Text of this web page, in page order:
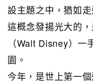
設主題之中，猶如
這概念發揚光大的
（Walt Disney）
園。
今年，是世上第一